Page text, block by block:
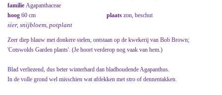
familie Agapanthaceae
hoog 60 cm plaats zon, beschut
sier, snijbloem, potplant
Zeer diep blauw met donkere stelen, ontstaan op de kwekerij van Bob Brown;
'Cotswolds Garden plants'. (Je hoort verderop nog vaak van hem.)
Blad verliezend, dus beter winterhard dan bladhoudende Agapanthus.
In de volle grond wel misschien wat afdekken met stro of dennentakken.